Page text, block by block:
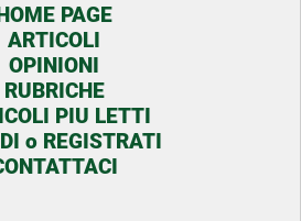
PAGE
ARTICOLI
OPINIONI
RUBRICHE
PIU LETTI
o REGISTRATI